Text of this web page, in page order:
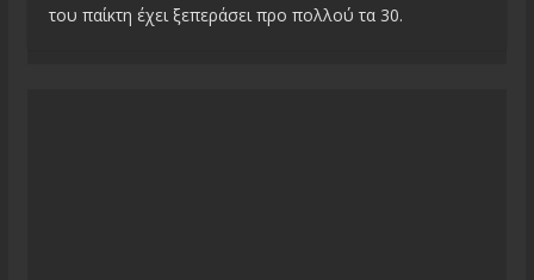
του παίκτη έχει ξεπεράσει προ πολλού τα 30.